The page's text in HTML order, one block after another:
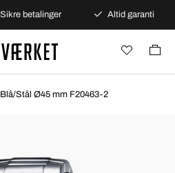
betalinger Altid garanti
Stål Ø45 mm F20463-2